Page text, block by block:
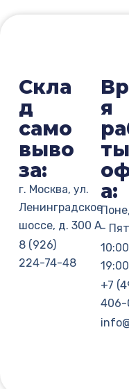
Скла
д
само
выво
за:
г. Москва, ул.
Ленинградское
шоссе, д. 300 А
8 (926)
224-74-48
я
ты
а:
-
19:00
+7
406-